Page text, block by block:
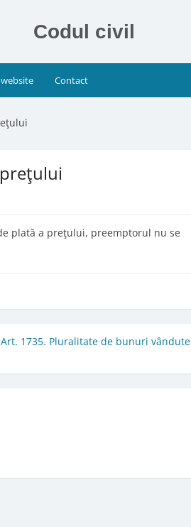
Codul civil
Contact
plată a preţului, preemptorul nu se
Art. 1735. Pluralitate de bunuri vândute